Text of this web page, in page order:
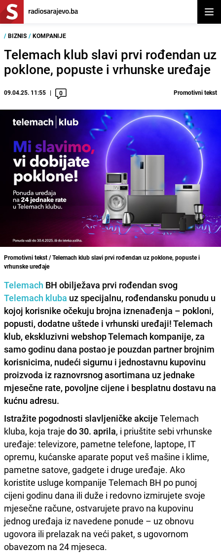
/ BIZNIS / KOMPANIJE
Telemach klub slavi prvi rođendan uz
poklone, popuste i vrhunske uređaje
09.04.25. 11:55 0 Promotivni tekst
Promotivni tekst / Telemach klub slavi prvi rođendan uz poklone, popuste i
vrhunske uređaje
Telemach BH obilježava prvi rođendan svog
Telemach kluba uz specijalnu, rođendansku ponudu u
kojoj korisnike očekuju brojna iznenađenja – pokloni,
popusti, dodatne uštede i vrhunski uređaji! Telemach
klub, ekskluzivni webshop Telemach kompanije, za
samo godinu dana postao je pouzdan partner brojnim
korisnicima, nudeći sigurnu i jednostavnu kupovinu
proizvoda iz raznovrsnog asortimana uz jednake
mjesečne rate, povoljne cijene i besplatnu dostavu na
kućnu adresu.
Istražite pogodnosti slavljeničke akcije Telemach
kluba, koja traje do 30. aprila, i priuštite sebi vrhunske
uređaje: televizore, pametne telefone, laptope, IT
opremu, kućanske aparate poput veš mašine i klime,
pametne satove, gadgete i druge uređaje. Ako
koristite usluge kompanije Telemach BH po punoj
cijeni godinu dana ili duže i redovno izmirujete svoje
mjesečne račune, ostvarujete pravo na kupovinu
jednog uređaja iz navedene ponude – uz obnovu
ugovora ili prelazak na veći paket, s ugovornom
obavezom na 24 mjeseca.